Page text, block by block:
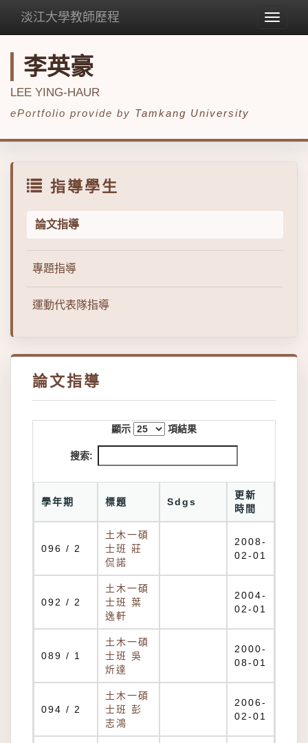
Toggle
淡江大學教師歷程
李英豪
LEE YING-HAUR
ePortfolio provide by Tamkang University
指導學生
論文指導
專題指導
運動代表隊指導
論文指導
顯示 項結果
搜索:
學年期 標題 Sdgs
更新
時間
096 / 2
土木一碩
士班 莊
侃諾
2008-
02-01
092 / 2
土木一碩
士班 葉
逸軒
2004-
02-01
089 / 1
土木一碩
士班 吳
炘達
2000-
08-01
094 / 2
土木一碩
士班 彭
志鴻
2006-
02-01